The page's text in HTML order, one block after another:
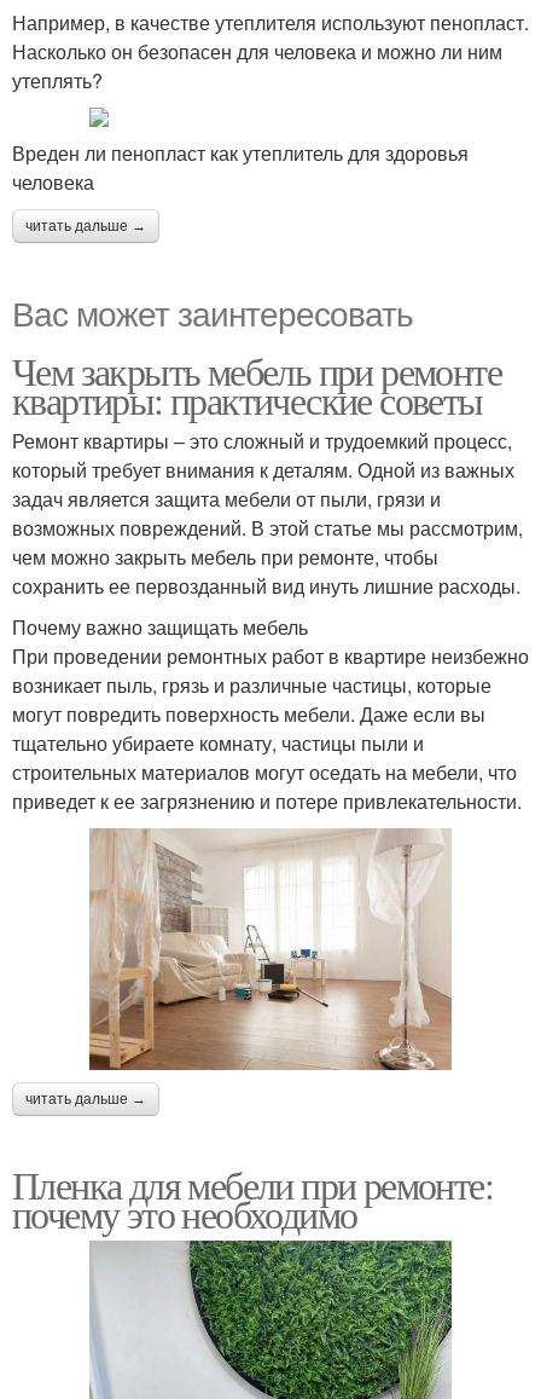
Например, в качестве утеплителя используют пенопласт.
Насколько он безопасен для человека и можно ли ним
утеплять?
Вреден ли пенопласт как утеплитель для здоровья
человека
читать дальше →
Вас может заинтересовать
Чем закрыть мебель при ремонте
квартиры: практические советы
Ремонт квартиры – это сложный и трудоемкий процесс,
который требует внимания к деталям. Одной из важных
задач является защита мебели от пыли, грязи и
возможных повреждений. В этой статье мы рассмотрим,
чем можно закрыть мебель при ремонте, чтобы
сохранить ее первозданный вид инуть лишние расходы.
Почему важно защищать мебель
При проведении ремонтных работ в квартире неизбежно
возникает пыль, грязь и различные частицы, которые
могут повредить поверхность мебели. Даже если вы
тщательно убираете комнату, частицы пыли и
строительных материалов могут оседать на мебели, что
приведет к ее загрязнению и потере привлекательности.
читать дальше →
Пленка для мебели при ремонте:
почему это необходимо